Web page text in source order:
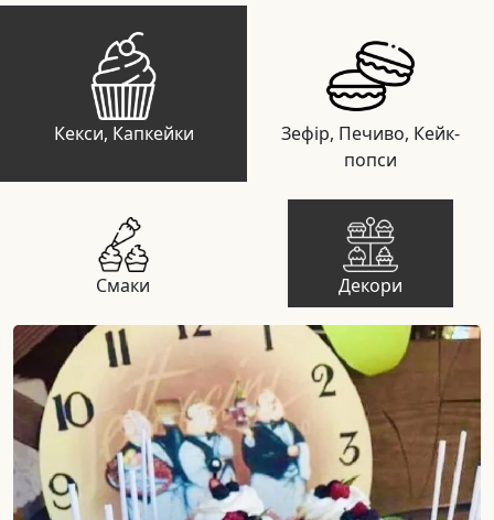
Кекси, Капкейки
Зефір, Печиво, Кейк-
попси
Смаки Декори